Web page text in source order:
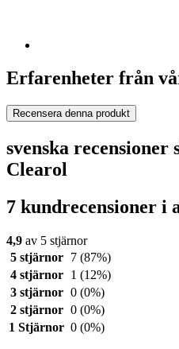
Erfarenheter från
Recensera denna produkt
svenska
Clearol
7 kundrecensioner i
4,9 av 5 stjärnor
5 stjärnor
7 (87%)
4 stjärnor
1 (12%)
3 stjärnor 0 (0%)
2 stjärnor 0 (0%)
1 Stjärnor 0 (0%)